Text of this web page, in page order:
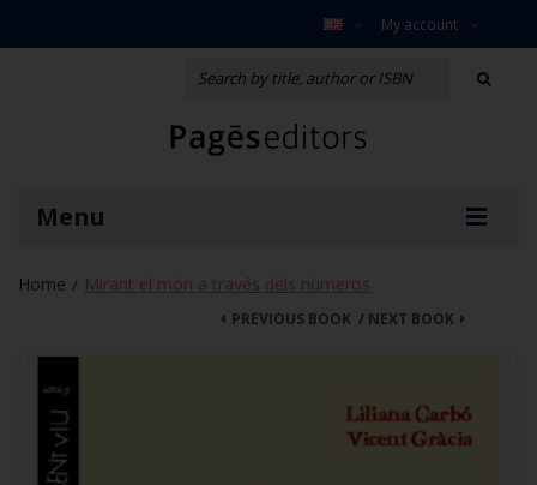
My account
Menu
Home / Mirant el món a través dels números
NEXT BOOK
PREVIOUS BOOK /